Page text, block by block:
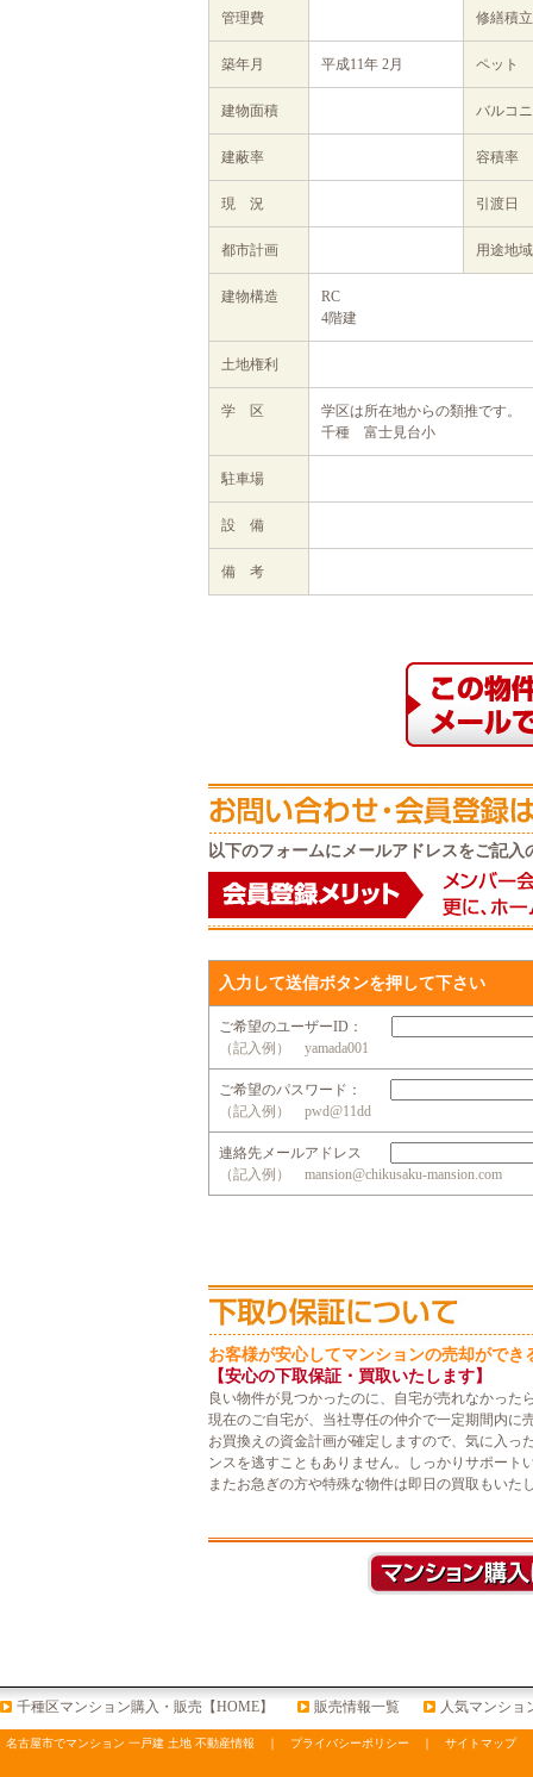
管理費 修繕積
築年月 平成11年 2月 ペット
建物面積 バルコ
建蔽率 容積率
現 況 引渡日
都市計画 用途地域
建物構造
RC
4階建
土地権利
学 区
学区は所在地からの類推です。
千種 富士見台小
駐車場
設 備
備 考
以下のフォームにメールアドレスをご記
入力して送信ボタンを押して下さい
ご希望のユーザーID：
（記入例） yamada001
ご希望のパスワード：
（記入例） pwd@11dd
連絡先メールアドレス
（記入例） mansion@chikusaku-mansion.com
お客様が安心してマンションの売却がで
【安心の下取保証・買取いたします】
良い物件が見つかったのに、自宅が売れなかっ
現在のご自宅が、当社専任の仲介で一定期間内に
お買換えの資金計画が確定しますので、気に入
ンスを逃すこともありません。しっかりサポート
またお急ぎの方や特殊な物件は即日の買取もいた